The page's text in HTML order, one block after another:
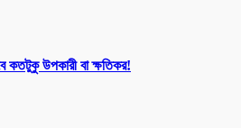
কতটুকু উপকারী বা ক্ষতিকর!